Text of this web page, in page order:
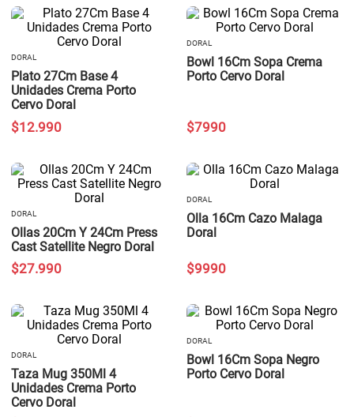
DORAL
Plato 27Cm Base 4
Unidades Crema Porto
Cervo Doral
$12.990
DORAL
Bowl 16Cm Sopa Crema
Porto Cervo Doral
$7990
DORAL
Ollas 20Cm Y 24Cm Press
Cast Satellite Negro Doral
$27.990
DORAL
Olla 16Cm Cazo Malaga
Doral
$9990
DORAL
Taza Mug 350Ml 4
Unidades Crema Porto
Cervo Doral
DORAL
Bowl 16Cm Sopa Negro
Porto Cervo Doral